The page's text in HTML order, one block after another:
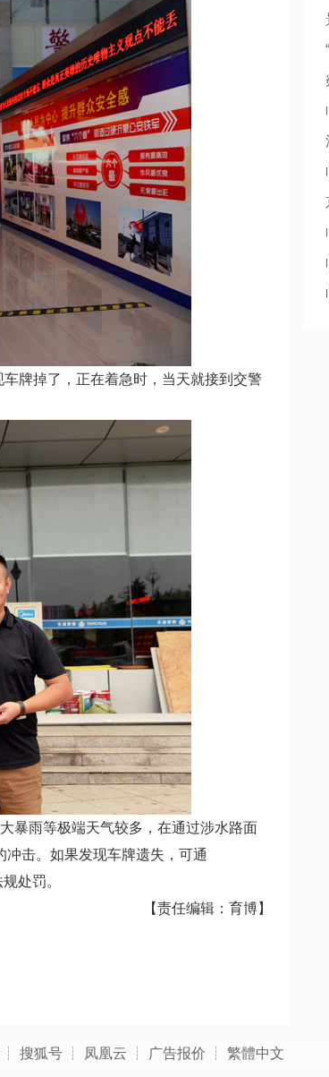
牌掉了，正在着急时，当天就接到交警
暴雨等极端天气较多，在通过涉水路面
击。如果发现车牌遗失，可通
处罚。
【责任编辑：育博】
┊ 搜狐号 ┊ 凤凰云 ┊ 广告报价 ┊ 繁體中文